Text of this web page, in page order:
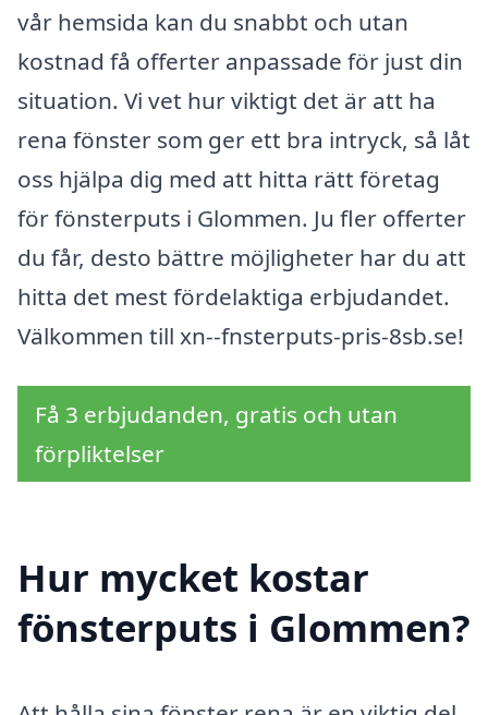
vår hemsida kan du snabbt och utan
kostnad få offerter anpassade för just din
situation. Vi vet hur viktigt det är att ha
rena fönster som ger ett bra intryck, så låt
oss hjälpa dig med att hitta rätt företag
för fönsterputs i Glommen. Ju fler offerter
du får, desto bättre möjligheter har du att
hitta det mest fördelaktiga erbjudandet.
Välkommen till xn--fnsterputs-pris-8sb.se!
Få 3 erbjudanden, gratis och utan
förpliktelser
Hur mycket kostar
fönsterputs i Glommen?